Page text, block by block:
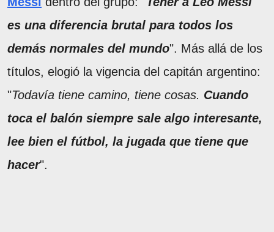
es una diferencia brutal para todos los
demás normales del mundo". Más allá de los
títulos, elogió la vigencia del capitán argentino:
"Todavía tiene camino, tiene cosas. Cuando
toca el balón siempre sale algo interesante,
lee bien el fútbol, la jugada que tiene que
hacer".